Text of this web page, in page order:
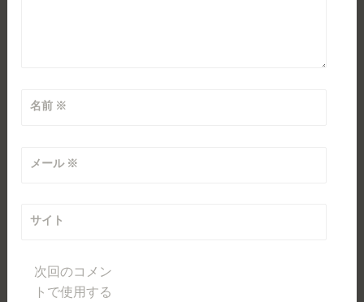
名前 ※
メール ※
サイト
次回のコメン
トで使用する